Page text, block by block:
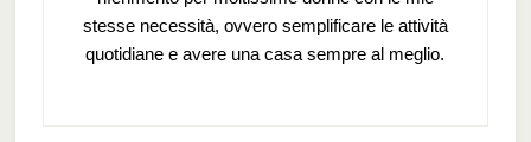
stesse necessità, ovvero semplificare le attività
quotidiane e avere una casa sempre al meglio.